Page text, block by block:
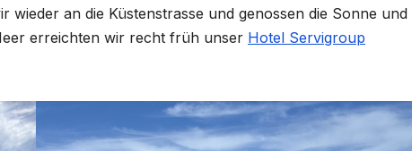
an die Küstenstrasse und genossen die Sonne und
erreichten wir recht früh unser Hotel Servigroup